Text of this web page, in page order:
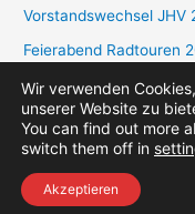
n
a
c
h
:
Vorstandswechsel JHV
Feierabend Radtouren
Sparte Golf:
Wir verwenden
unserer Website zu
You can find out more
switch them off in
Akzeptieren